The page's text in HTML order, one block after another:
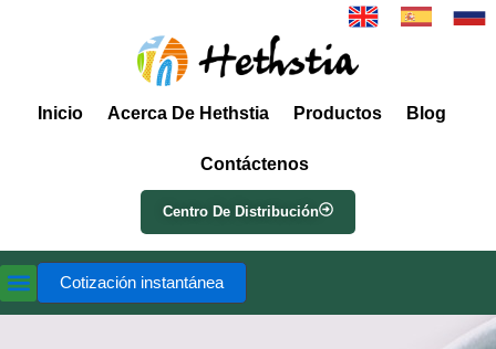
Inicio Acerca De Hethstia Productos Blog
Contáctenos
Centro De Distribución
Cotización instantánea